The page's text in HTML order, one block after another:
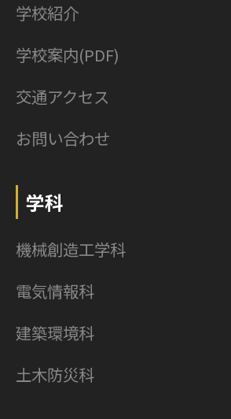
学校紹介
学校案内(PDF)
交通アクセス
お問い合わせ
学科
機械創造工学科
電気情報科
建築環境科
土木防災科